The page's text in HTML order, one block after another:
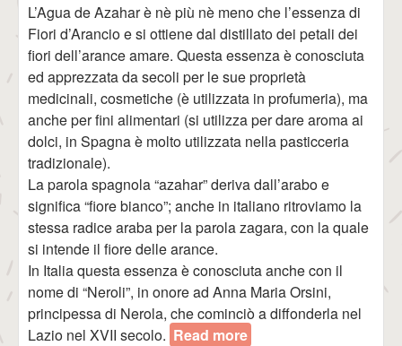
L’Agua de Azahar è nè più nè meno che l’essenza di
Fiori d’Arancio e si ottiene dal distillato dei petali dei
fiori dell’arance amare. Questa essenza è conosciuta
ed apprezzata da secoli per le sue proprietà
medicinali, cosmetiche (è utilizzata in profumeria), ma
anche per fini alimentari (si utilizza per dare aroma ai
dolci, in Spagna è molto utilizzata nella pasticceria
tradizionale).
La parola spagnola “azahar” deriva dall’arabo e
significa “fiore bianco”; anche in italiano ritroviamo la
stessa radice araba per la parola zagara, con la quale
si intende il fiore delle arance.
In Italia questa essenza è conosciuta anche con il
nome di “Neroli”, in onore ad Anna Maria Orsini,
principessa di Nerola, che cominciò a diffonderla nel
Lazio nel XVII secolo. Read more